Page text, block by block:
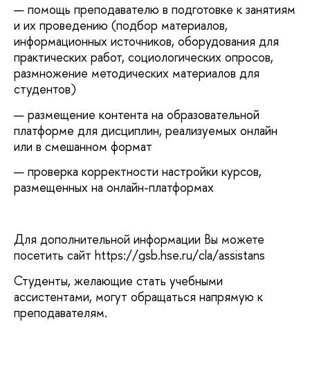
помощь преподавателю в подготовке к занятиям
и их проведению (подбор материалов,
информационных источников, оборудования для
практических работ, социологических опросов,
размножение методических материалов для
студентов)
размещение контента на образовательной
платформе для дисциплин, реализуемых онлайн
или в смешанном формат
проверка корректности настройки курсов,
размещенных на онлайн-платформах
Для дополнительной информации Вы можете
посетить сайт https://gsb.hse.ru/cla/assistans
Студенты, желающие стать учебными
ассистентами, могут обращаться напрямую к
преподавателям.